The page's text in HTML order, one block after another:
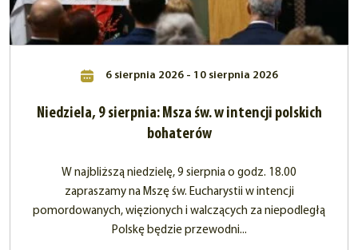
6 sierpnia 2026 - 10 sierpnia 2026
Niedziela, 9 sierpnia: Msza św. w intencji polskich
bohaterów
W najbliższą niedzielę, 9 sierpnia o godz. 18.00
zapraszamy na Mszę św. Eucharystii w intencji
pomordowanych, więzionych i walczących za niepodległą
Polskę będzie przewodni...